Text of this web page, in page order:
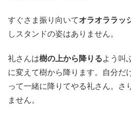
すぐさま振り向いてオラオララッ
しスタンドの姿はありません。
礼さんは樹の上から降りるよう叫
に変えて樹から降ります。自分だ
って一緒に降りてやる礼さん。さ
ません。